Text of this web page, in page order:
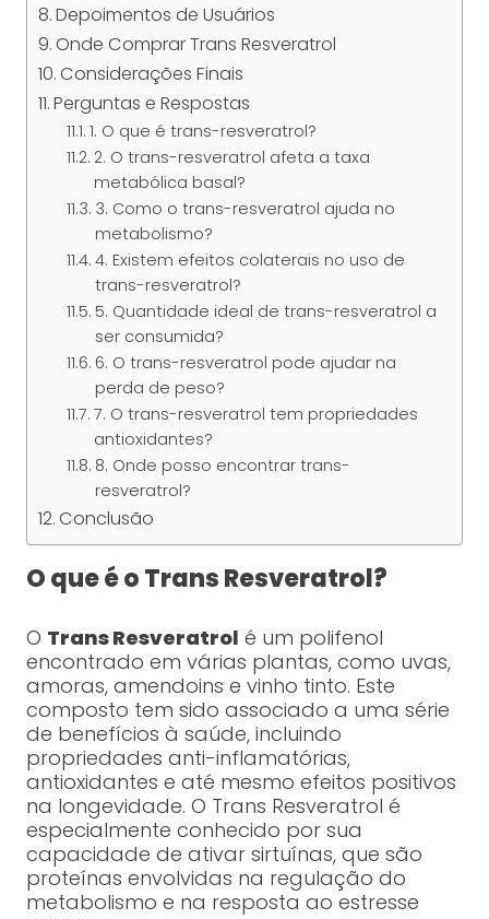
Depoimentos de Usuários
Onde Comprar Trans Resveratrol
Considerações Finais
Perguntas e Respostas
1. O que é trans-resveratrol?
2. O trans-resveratrol afeta a taxa
metabólica basal?
3. Como o trans-resveratrol ajuda no
metabolismo?
4. Existem efeitos colaterais no uso de
trans-resveratrol?
5. Quantidade ideal de trans-resveratrol a
ser consumida?
6. O trans-resveratrol pode ajudar na
perda de peso?
7. O trans-resveratrol tem propriedades
antioxidantes?
8. Onde posso encontrar trans-
resveratrol?
Conclusão
O que é o Trans Resveratrol?
O Trans Resveratrol é um polifenol
encontrado em várias plantas, como uvas,
amoras, amendoins e vinho tinto. Este
composto tem sido associado a uma série
de benefícios à saúde, incluindo
propriedades anti-inflamatórias,
antioxidantes e até mesmo efeitos positivos
na longevidade. O Trans Resveratrol é
especialmente conhecido por sua
capacidade de ativar sirtuínas, que são
proteínas envolvidas na regulação do
metabolismo e na resposta ao estresse